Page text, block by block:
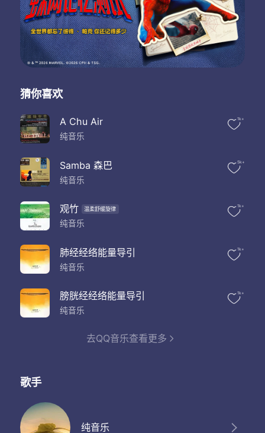
猜你喜欢
A Chu Air
纯音乐
1k+
Samba 森巴
纯音乐
5k+
观竹 温柔舒缓旋律
纯音乐
1k+
肺经经络能量导引
纯音乐
1k+
膀胱经经络能量导引
纯音乐
1k+
去QQ音乐查看更多
歌手
纯音乐